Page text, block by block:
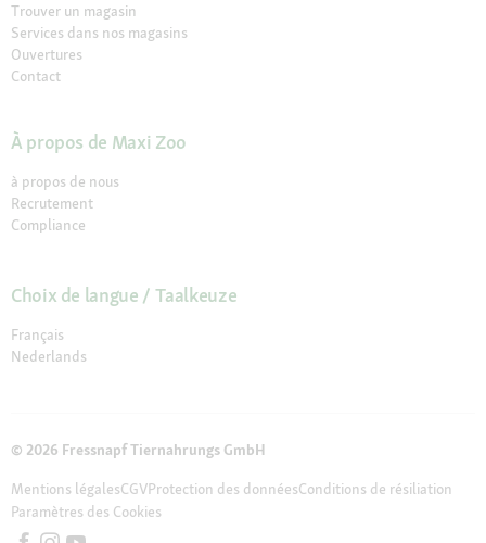
Trouver un magasin
Services dans nos magasins
Ouvertures
Contact
À propos de Maxi Zoo
à propos de nous
Recrutement
Compliance
Choix de langue / Taalkeuze
Français
Nederlands
© 2026 Fressnapf Tiernahrungs GmbH
Mentions légalesCGVProtection des donnéesConditions de résiliation
Paramètres des Cookies